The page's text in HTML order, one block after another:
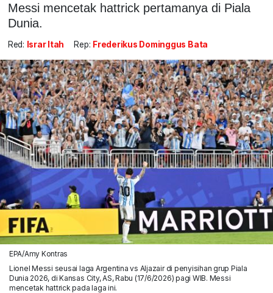
Messi mencetak hattrick pertamanya di Piala
Dunia.
Red: Israr Itah Rep: Frederikus Dominggus Bata
EPA/Amy Kontras
Lionel Messi seusai laga Argentina vs Aljazair di penyisihan grup Piala
Dunia 2026, di Kansas City, AS, Rabu (17/6/2026) pagi WIB. Messi
mencetak hattrick pada laga ini.